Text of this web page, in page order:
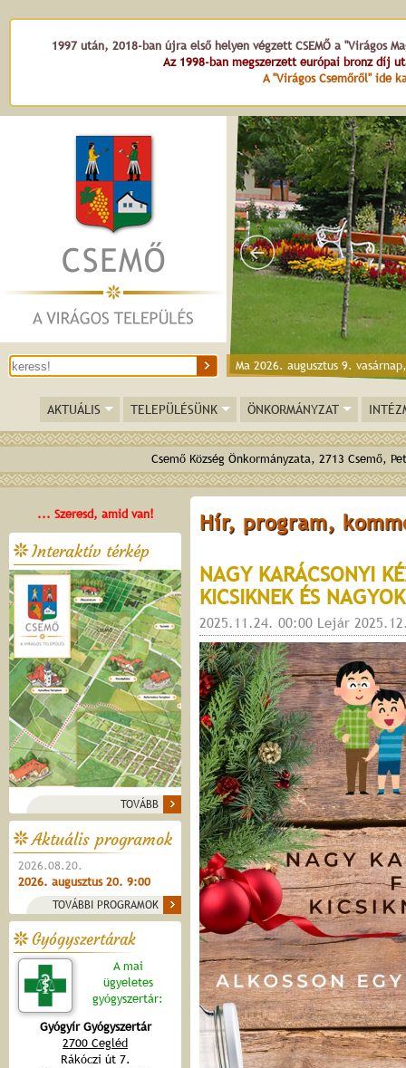
1997 után, 2018-ban újra első helyen végzett CSEMŐ a "Virágos
Az 1998-ban megszerzett európai bronz díj
A "Virágos Csemőről" ide
Ma 2026. augusztus 9.
AKTUÁLIS TELEPÜLÉSÜNK ÖNKORMÁNYZAT
Csemő Község Önkormányzata, 2713
... Szeresd, amid van!
Interaktív térkép
TOVÁBB
Aktuális programok
2026.08.20.
2026. augusztus 20. 9:00
TOVÁBBI PROGRAMOK
Gyógyszertárak
A mai
ügyeletes
gyógyszertár:
Gyógyír Gyógyszertár
2700 Cegléd
Rákóczi út 7.
Hír, program,
NAGY KARÁCSONYI
KICSIKNEK ÉS
2025.11.24. 00:00 Lejár